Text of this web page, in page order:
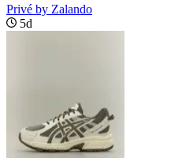
Privé by Zalando
5d